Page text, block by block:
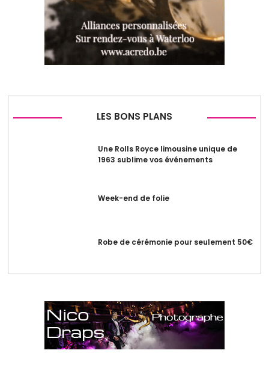
LES BONS PLANS
Une Rolls Royce limousine unique de
1963 sublime vos événements
Week-end de folie
Robe de cérémonie pour seulement 50€